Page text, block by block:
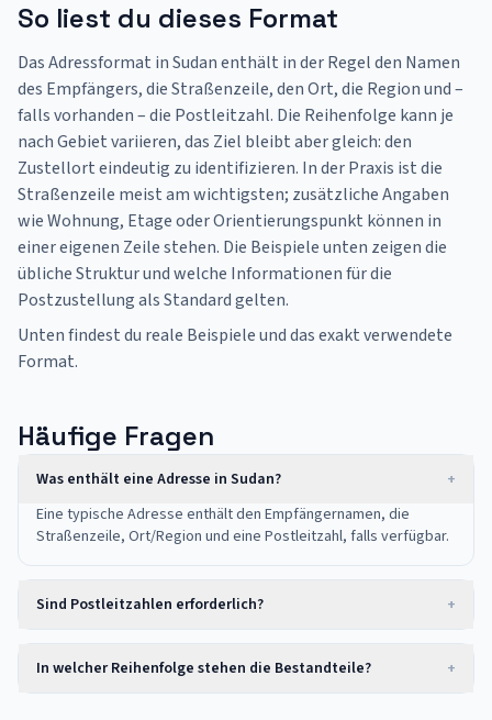
So liest du dieses Format
Das Adressformat in Sudan enthält in der Regel den Namen
des Empfängers, die Straßenzeile, den Ort, die Region und –
falls vorhanden – die Postleitzahl. Die Reihenfolge kann je
nach Gebiet variieren, das Ziel bleibt aber gleich: den
Zustellort eindeutig zu identifizieren. In der Praxis ist die
Straßenzeile meist am wichtigsten; zusätzliche Angaben
wie Wohnung, Etage oder Orientierungspunkt können in
einer eigenen Zeile stehen. Die Beispiele unten zeigen die
übliche Struktur und welche Informationen für die
Postzustellung als Standard gelten.
Unten findest du reale Beispiele und das exakt verwendete
Format.
Häufige Fragen
Was enthält eine Adresse in Sudan?
+
Eine typische Adresse enthält den Empfängernamen, die
Straßenzeile, Ort/Region und eine Postleitzahl, falls verfügbar.
Sind Postleitzahlen erforderlich? +
In welcher Reihenfolge stehen die Bestandteile? +